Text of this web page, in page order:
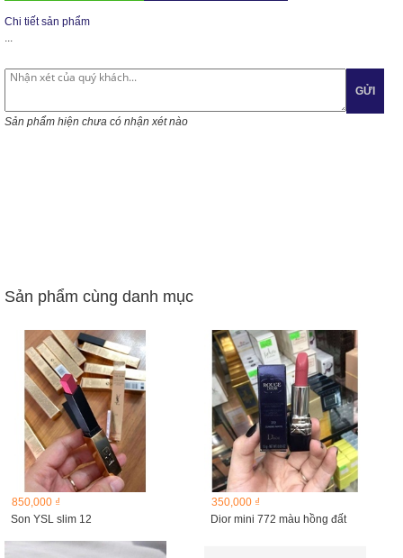
Chi tiết sản phẩm
...
GỬI
Sản phẩm hiện chưa có nhận xét nào
Sản phẩm cùng danh mục
850,000 ₫
Son YSL slim 12
350,000 ₫
Dior mini 772 màu hồng đất